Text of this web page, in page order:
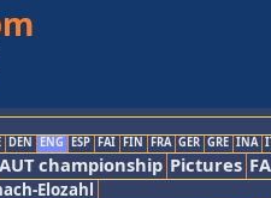
DEN ENG ESP FAI FIN FRA GER GRE INA
AUT championship Pictures
Elozahl